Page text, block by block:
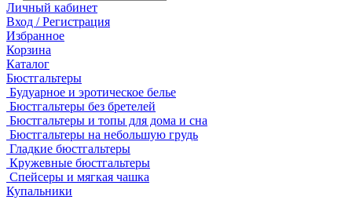
Личный кабинет
Вход / Регистрация
Избранное
Корзина
Каталог
Бюстгальтеры
Будуарное и эротическое белье
Бюстгальтеры без бретелей
Бюстгальтеры и топы для дома и сна
Бюстгальтеры на небольшую грудь
Гладкие бюстгальтеры
Кружевные бюстгальтеры
Спейсеры и мягкая чашка
Купальники